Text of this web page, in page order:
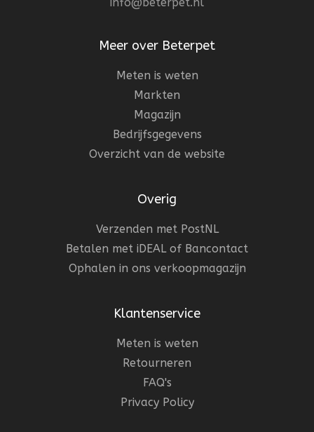
Meer over Beterpet
Meten is weten
Markten
Magazijn
Bedrijfsgegevens
Overzicht van de website
Overig
Verzenden met PostNL
Betalen met iDEAL of Bancontact
Ophalen in ons verkoopmagazijn
Klantenservice
Meten is weten
Retourneren
FAQ's
Privacy Policy